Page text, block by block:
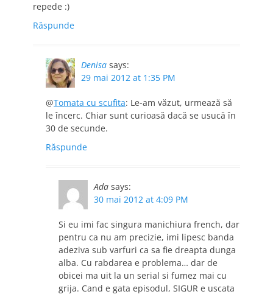
repede :)
Răspunde
Denisa says:
29 mai 2012 at 1:35 PM
@Tomata cu scufita: Le-am văzut, urmează să
le încerc. Chiar sunt curioasă dacă se usucă în
30 de secunde.
Răspunde
Ada says:
30 mai 2012 at 4:09 PM
Si eu imi fac singura manichiura french, dar
pentru ca nu am precizie, imi lipesc banda
adeziva sub varfuri ca sa fie dreapta dunga
alba. Cu rabdarea e problema… dar de
obicei ma uit la un serial si fumez mai cu
grija. Cand e gata episodul, SIGUR e uscata